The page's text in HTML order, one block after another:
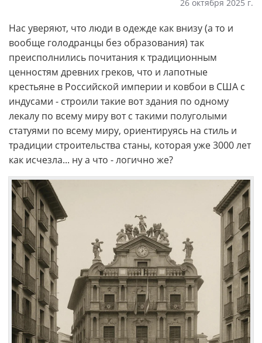
26 октября 2025 г.
Нас уверяют, что люди в одежде как внизу (а то и
вообще голодранцы без образования) так
преисполнились почитания к традиционным
ценностям древних греков, что и лапотные
крестьяне в Российской империи и ковбои в США с
индусами - строили такие вот здания по одному
лекалу по всему миру вот с такими полуголыми
статуями по всему миру, ориентируясь на стиль и
традиции строительства станы, которая уже 3000 лет
как исчезла... ну а что - логично же?